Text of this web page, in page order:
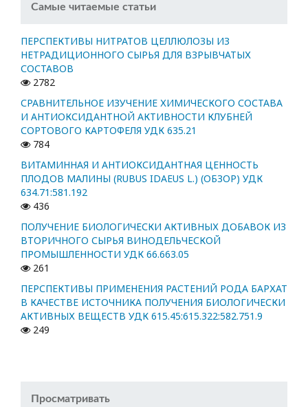
Самые читаемые статьи
ПЕРСПЕКТИВЫ НИТРАТОВ ЦЕЛЛЮЛОЗЫ ИЗ
НЕТРАДИЦИОННОГО СЫРЬЯ ДЛЯ ВЗРЫВЧАТЫХ
СОСТАВОВ
2782
СРАВНИТЕЛЬНОЕ ИЗУЧЕНИЕ ХИМИЧЕСКОГО СОСТАВА
И АНТИОКСИДАНТНОЙ АКТИВНОСТИ КЛУБНЕЙ
СОРТОВОГО КАРТОФЕЛЯ УДК 635.21
784
ВИТАМИННАЯ И АНТИОКСИДАНТНАЯ ЦЕННОСТЬ
ПЛОДОВ МАЛИНЫ (RUBUS IDAEUS L.) (ОБЗОР) УДК
634.71:581.192
436
ПОЛУЧЕНИЕ БИОЛОГИЧЕСКИ АКТИВНЫХ ДОБАВОК ИЗ
ВТОРИЧНОГО СЫРЬЯ ВИНОДЕЛЬЧЕСКОЙ
ПРОМЫШЛЕННОСТИ УДК 66.663.05
261
ПЕРСПЕКТИВЫ ПРИМЕНЕНИЯ РАСТЕНИЙ РОДА БАРХАТ
В КАЧЕСТВЕ ИСТОЧНИКА ПОЛУЧЕНИЯ БИОЛОГИЧЕСКИ
АКТИВНЫХ ВЕЩЕСТВ УДК 615.45:615.322:582.751.9
249
Просматривать